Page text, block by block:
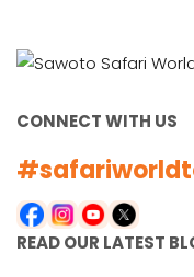
CONNECT WITH US
READ OUR LATEST